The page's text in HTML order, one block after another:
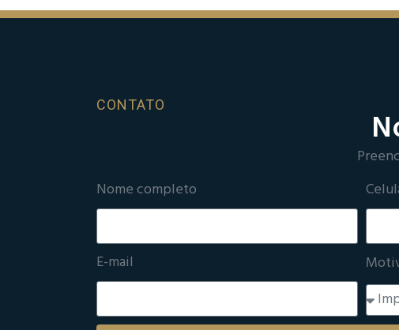
CONTATO
Nome completo
E-mail